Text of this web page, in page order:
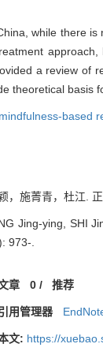
while there
a review of
theoretical basis
mindfulness-based
，施菁青，杜江.
Jing-ying, SHI
973-.
章 0/ 推荐
用管理器
文: https://